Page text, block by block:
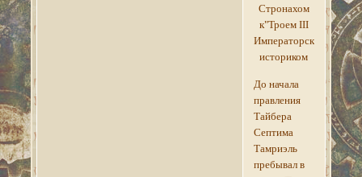
Стронахом
к"Троем III
Императорским
историком
До начала
правления
Тайбера
Септима
Тамриэль
пребывал в